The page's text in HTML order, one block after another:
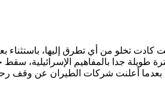
كادت تخلو من أي تطرق إليها،
أعلنت شركات الطيران عن وقف